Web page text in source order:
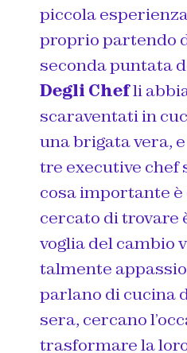
piccola
proprio partendo
seconda puntata
Degli Chefli
scaraventati in
una brigata vera,
tre executive chef
cosa importante
cercato di trovare
voglia del cambio
talmente
parlano di cucina
sera, cercano
trasformare la